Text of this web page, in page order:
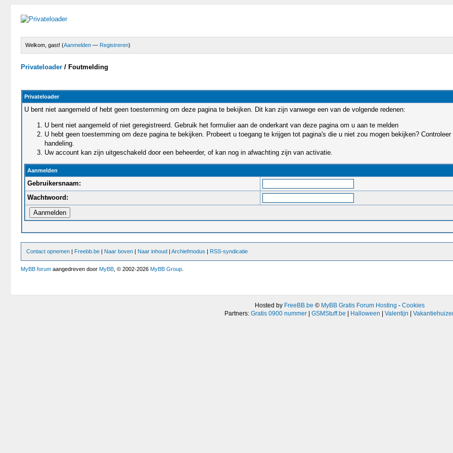
Welkom, gast! (Aanmelden — Registreren)
Privateloader / Foutmelding
Privateloader
U bent niet aangemeld of hebt geen toestemming om deze pagina te bekijken. Dit kan zijn vanwege een van de volgende redenen:
U bent niet aangemeld of niet geregistreerd. Gebruik het formulier aan de onderkant van deze pagina om u aan te melden
U hebt geen toestemming om deze pagina te bekijken. Probeert u toegang te krijgen tot pagina's die u niet zou mogen bekijken?
handeling.
Uw account kan zijn uitgeschakeld door een beheerder, of kan nog in afwachting zijn van activatie.
Aanmelden
Gebruikersnaam:
Wachtwoord:
Contact opnemen | Freebb.be | Naar boven | Naar inhoud |Archiefmodus | RSS-syndicatie
MyBB forum aangedreven doorMyBB , © 2002-2026MyBB Group
Hosted by FreeBB.be © MyBB Gratis Forum Hosting - Cookies
Partners: Gratis 0900 nummer| GSMStuff.be Halloween Valentijn